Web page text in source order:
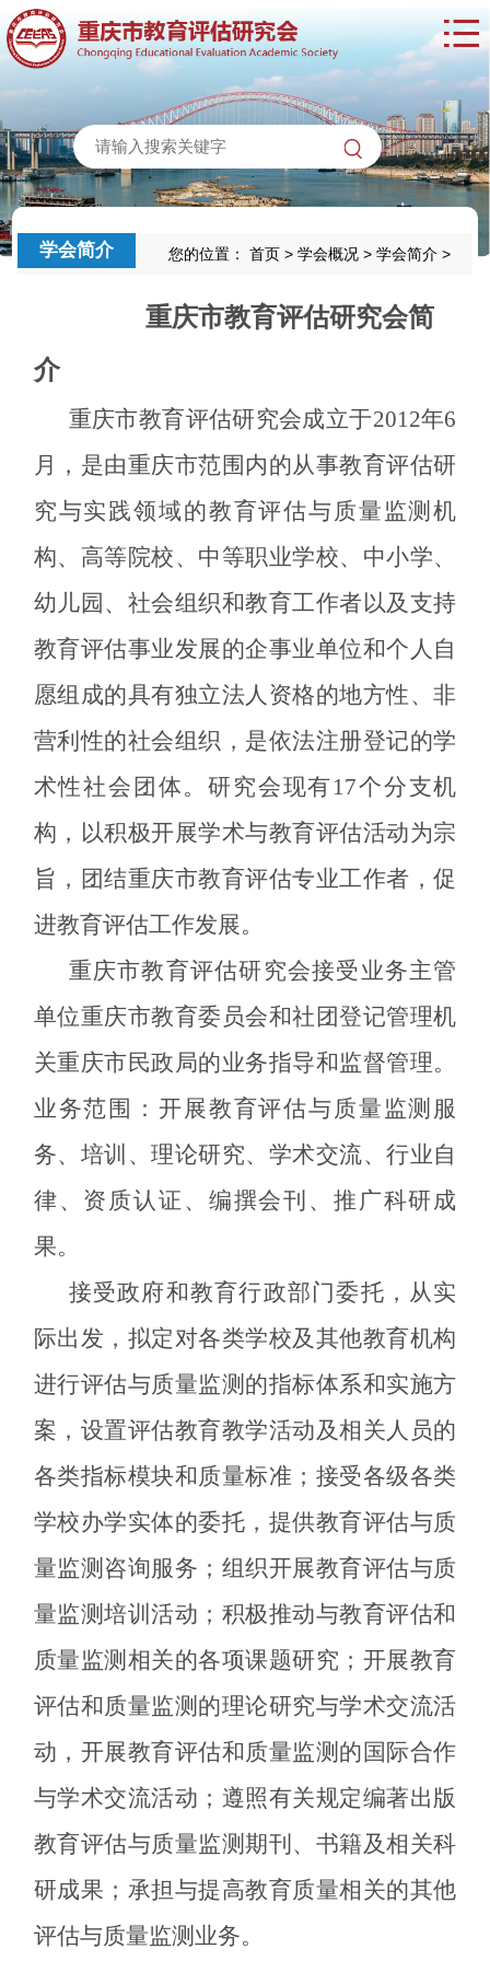
学会简介 您的位置：首页 >学会概况 >学会简介 >
重庆市教育评估研究会简
介
重庆市教育评估研究会成立于2012年6
月， 是由重庆市范围内的从事教育评估研
究与实践领域的教育评估与质量监测机
构、高等院校、中等职业学校、中小学、
幼儿园、社会组织和教育工作者以及支持
教育评估事业发展的企事业单位和个人自
愿组成的具有独立法人资格的地方性、非
营利性的社会组织，是依法注册登记的学
术性社会团体。研究会现有17个分支机
构 ，以积极开展学术与教育评估活动为宗
旨，团结重庆市教育评估专业工作者，促
进教育评估工作发展。
重庆市教育评估研究会接受业务主管
单位重庆市教育委员会和社团登记管理机
关重庆市民政局的业务指导和监督管理。
业务范围：开展教育评估与质量监测服
务、培训、理论研究、学术交流、行业自
律、资质认证、编撰会刊、推广科研成
果。
接受政府和教育行政部门委托，从实
际出发，拟定对各类学校及其他教育机构
进行评估与质量监测的指标体系和实施方
案，设置评估教育教学活动及相关人员的
各类指标模块和质量标准；接受各级各类
学校办学实体的委托，提供教育评估与质
量监测咨询服务；组织开展教育评估与质
量监测培训活动；积极推动与教育评估和
质量监测相关的各项课题研究；开展教育
评估和质量监测的理论研究与学术交流活
动，开展教育评估和质量监测的国际合作
与学术交流活动；遵照有关规定编著出版
教育评估与质量监测期刊、书籍及相关科
研成果；承担与提高教育质量相关的其他
评估与质量监测业务。